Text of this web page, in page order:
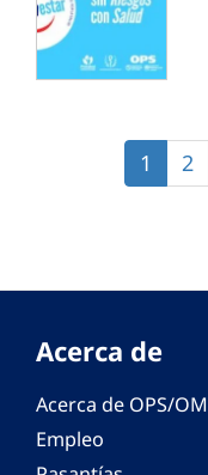
Página
actual
1 2
Acerca de
Acerca de OPS/
Empleo